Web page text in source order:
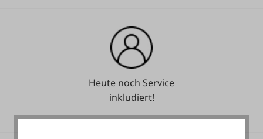
Heute noch Service
inkludiert!